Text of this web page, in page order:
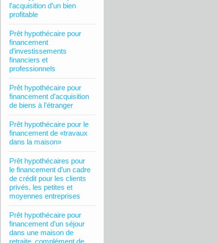
l’acquisition d’un bien
profitable
Prêt hypothécaire pour
financement
d’investissements
financiers et
professionnels
Prêt hypothécaire pour
financement d’acquisition
de biens à l’étranger
Prêt hypothécaire pour le
financement de «travaux
dans la maison»
Prêt hypothécaires pour
le financement d’un cadre
de crédit pour les clients
privés, les petites et
moyennes entreprises
Prêt hypothécaire pour
financement d’un séjour
dans une maison de
retraite, complément de